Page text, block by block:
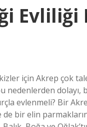
Evliliği
için Akrep çok
dolayı,
evlenmeli? Bir
bir elin